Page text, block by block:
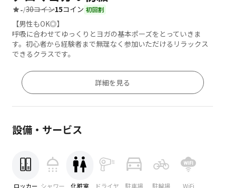
-/30コイン15コイン 初回割
【男性もOK◎】
呼吸に合わせてゆっくりとヨガの基本ポーズをとっていきま
す。初心者から経験者まで無理なく参加いただけるリラックス
できるクラスです。
詳細を見る
設備・サービス
ロッカー シャワー 化粧室 ドライヤ 駐車場 駐輪場 WiFi